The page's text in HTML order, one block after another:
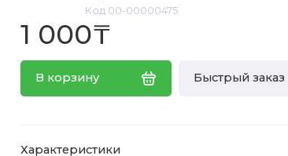
Код 00-00000475
1 000₸
В корзину Быстрый заказ
Характеристики